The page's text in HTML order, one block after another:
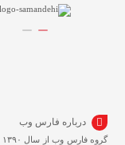
درباره فارس وب